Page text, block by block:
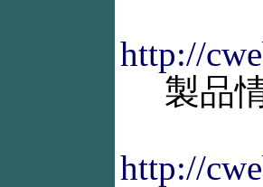
http://
製品情
http://